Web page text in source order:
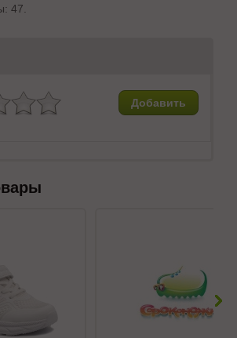
47.
Добавить